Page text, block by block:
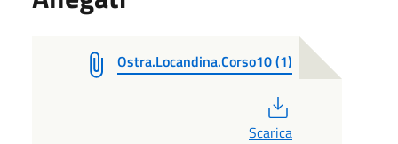
Ostra.Locandina.Corso10 (1)
Scarica